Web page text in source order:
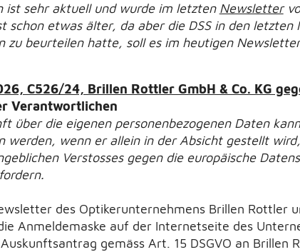
ist sehr aktuell und wurde im letzten Newsletter
schon etwas älter, da aber die DSS in den letzten
zu beurteilen hatte, soll es im heutigen
C526/24, Brillen Rottler GmbH & Co. KG
Verantwortlichen
über die eigenen personenbezogenen Daten
werden, wenn er allein in der Absicht gestellt
Verstosses gegen die europäische
des Optikerunternehmens Brillen Rottler
Anmeldemaske auf der Internetseite des
gemäss Art. 15 DSGVO an Brillen